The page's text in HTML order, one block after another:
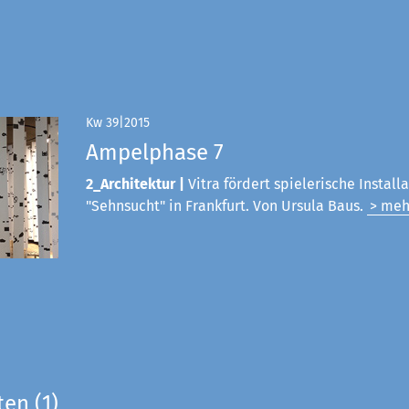
Kw 39|2015
Ampelphase 7
2_Architektur |
Vitra fördert spielerische
"Sehnsucht" in Frankfurt. Von Ursula Baus. >
(1)